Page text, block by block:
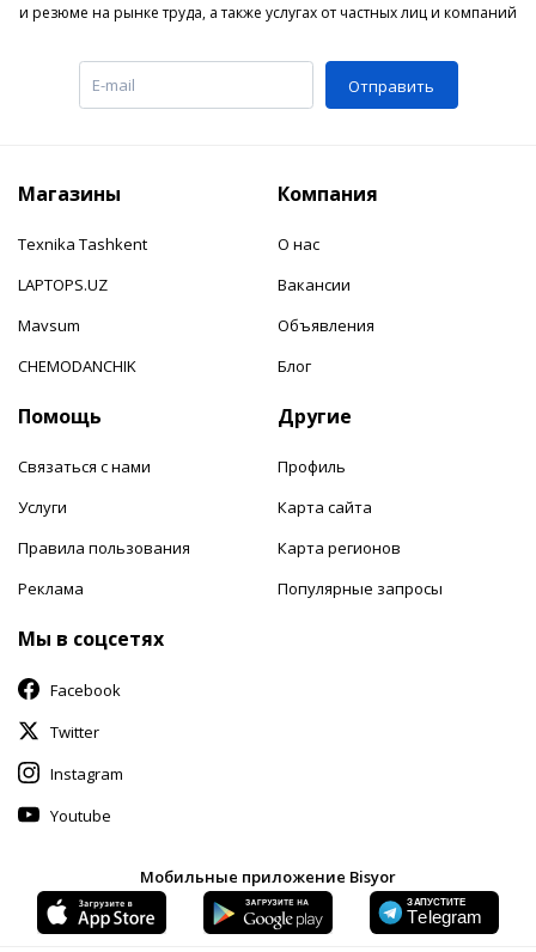
и резюме на рынке труда, а также услугах от частных лиц и компаний
Отправить
Магазины
Texnika Tashkent
LAPTOPS.UZ
Mavsum
CHEMODANCHIK
Компания
О нас
Вакансии
Объявления
Блог
Помощь
Связаться с нами
Услуги
Правила пользования
Реклама
Другие
Профиль
Карта сайта
Карта регионов
Популярные запросы
Мы в соцсетях
Facebook
Twitter
Instagram
Youtube
Мобильные приложение Bisyor